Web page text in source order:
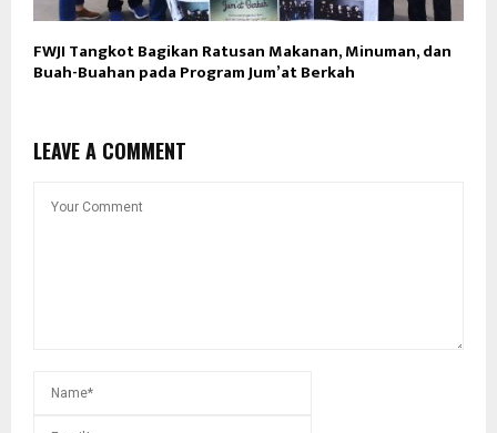
FWJI Tangkot Bagikan Ratusan Makanan, Minuman, dan
Buah-Buahan pada Program Jum’at Berkah
LEAVE A COMMENT